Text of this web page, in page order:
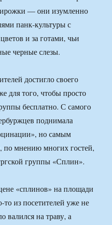
— они изумленно
панк-культуры с
и за готами, чьи
черные слезы.
достигло своего
для того, чтобы просто
бесплатно. С самого
поднимала
но самым
мнению многих гостей,
группы «Сплин».
«сплинов» на площади
из посетителей уже не
валился на траву, а